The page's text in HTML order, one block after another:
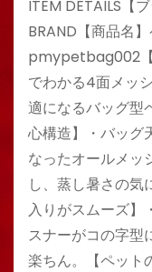
ITEM DETAILS【
BRAND【商品名
pmypetbag002【
でわかる4面メッ
適になるバッグ型
心構造】・バッグ
なったオールメッ
し、蒸し暑さの気
入りがスムーズ】
スナーがコの字型
楽ちん。【ペット